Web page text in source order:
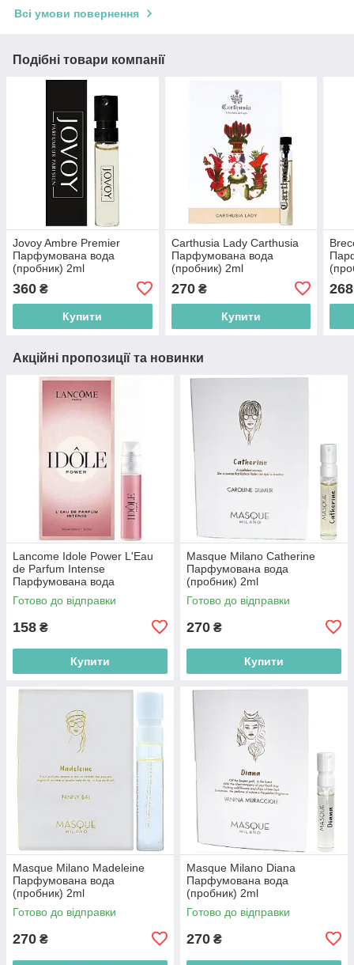
Всі умови повернення
Подібні товари компанії
Jovoy Ambre Premier
Парфумована вода
(пробник) 2ml
360 ₴
Купити
Carthusia Lady Carthusia
Парфумована вода
(пробник) 2ml
270₴
Купити
268
Акційні пропозиції та новинки
Lancome Idole Power L'Eau
de Parfum Intense
Парфумована вода
(пробник) 1.2ml
(3614274299236)
Готово до відправки
158 ₴
Купити
Masque Milano Catherine
Парфумована вода
(пробник) 2ml
(8055118034258)
Готово до відправки
270 ₴
Купити
Masque Milano Madeleine
Парфумована вода
(пробник) 2ml
(2000220016117)
Готово до відправки
270 ₴
Masque Milano Diana
Парфумована вода
(пробник) 2ml
(8055118034241)
Готово до відправки
270 ₴